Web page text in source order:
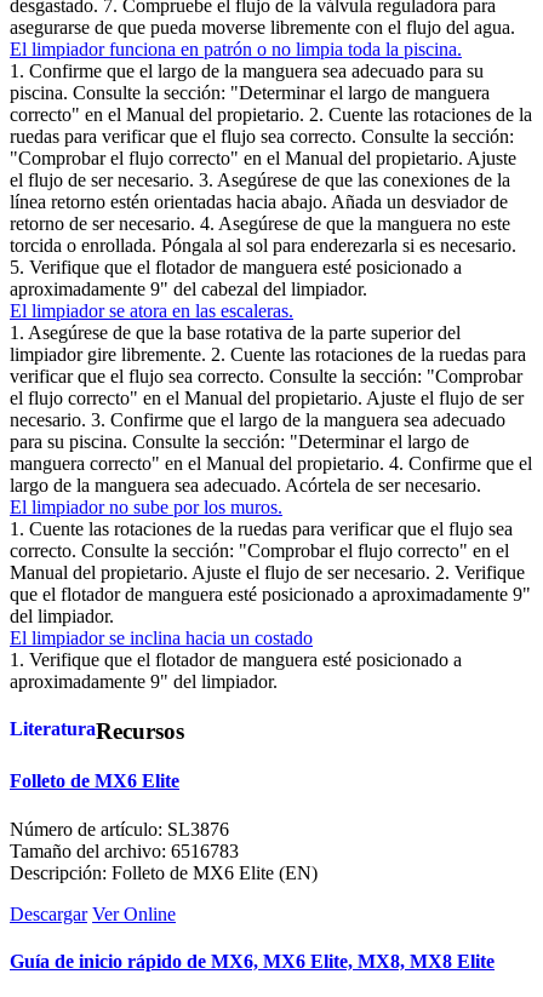
desgastado. 7. Compruebe el flujo de la válvula reguladora para
asegurarse de que pueda moverse libremente con el flujo del agua.
El limpiador funciona en patrón o no limpia toda la piscina.
1. Confirme que el largo de la manguera sea adecuado para su
piscina. Consulte la sección: "Determinar el largo de manguera
correcto" en el Manual del propietario. 2. Cuente las rotaciones de la
ruedas para verificar que el flujo sea correcto. Consulte la sección:
"Comprobar el flujo correcto" en el Manual del propietario. Ajuste
el flujo de ser necesario. 3. Asegúrese de que las conexiones de la
línea retorno estén orientadas hacia abajo. Añada un desviador de
retorno de ser necesario. 4. Asegúrese de que la manguera no este
torcida o enrollada. Póngala al sol para enderezarla si es necesario.
5. Verifique que el flotador de manguera esté posicionado a
aproximadamente 9" del cabezal del limpiador.
El limpiador se atora en las escaleras.
1. Asegúrese de que la base rotativa de la parte superior del
limpiador gire libremente. 2. Cuente las rotaciones de la ruedas para
verificar que el flujo sea correcto. Consulte la sección: "Comprobar
el flujo correcto" en el Manual del propietario. Ajuste el flujo de ser
necesario. 3. Confirme que el largo de la manguera sea adecuado
para su piscina. Consulte la sección: "Determinar el largo de
manguera correcto" en el Manual del propietario. 4. Confirme que el
largo de la manguera sea adecuado. Acórtela de ser necesario.
El limpiador no sube por los muros.
1. Cuente las rotaciones de la ruedas para verificar que el flujo sea
correcto. Consulte la sección: "Comprobar el flujo correcto" en el
Manual del propietario. Ajuste el flujo de ser necesario. 2. Verifique
que el flotador de manguera esté posicionado a aproximadamente 9"
del limpiador.
El limpiador se inclina hacia un costado
1. Verifique que el flotador de manguera esté posicionado a
aproximadamente 9" del limpiador.
LiteraturaRecursos
Folleto de MX6 Elite
Número de artículo: SL3876
Tamaño del archivo: 6516783
Descripción: Folleto de MX6 Elite (EN)
Descargar Ver Online
Guía de inicio rápido de MX6, MX6 Elite, MX8, MX8 Elite